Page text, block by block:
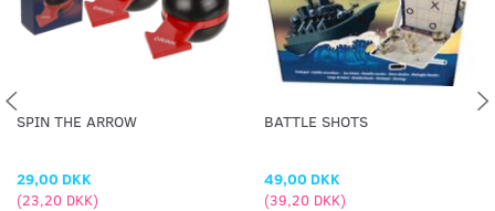
SPIN THE ARROW
29,00 DKK
(23,20 DKK)
BATTLE SHOTS
49,00 DKK
(39,20 DKK)